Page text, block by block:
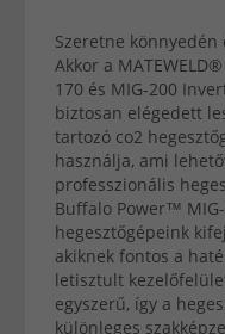
Szeretne
Akkor a
170 és MIG-200
biztosan elégedett
tartozó co2
használja, ami
professzionális
Buffalo Power™
hegesztőgépeink
akiknek fontos a
letisztult
egyszerű, így a
különleges